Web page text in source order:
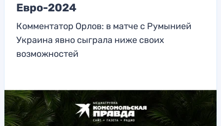
Евро-2024
Комментатор Орлов: в матче с Румынией
Украина явно сыграла ниже своих
возможностей